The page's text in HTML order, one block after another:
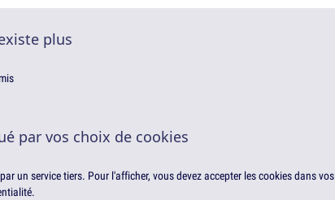
plus
par vos choix de cookies
un service tiers. Pour l'afficher, vous devez accepter les cookies dans vos